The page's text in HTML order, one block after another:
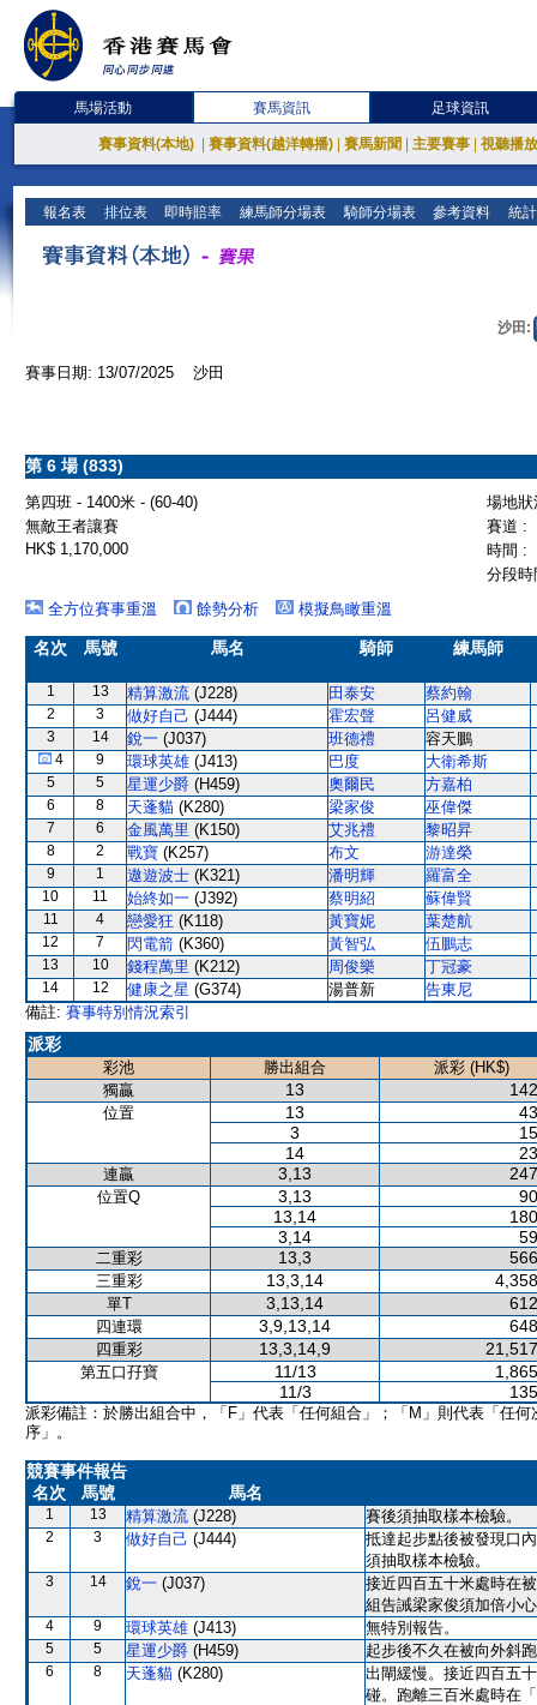
馬場活動 賽馬資訊 足球資訊
賽事資料(本地) 賽事資料(越洋轉播) 賽馬新聞 主要賽事 視聽播
報名表 排位表 即時賠率 練馬師分場表 騎師分場表 參考資料 統
沙田:
賽事日期: 13/07/2025 沙田
第 6 場 (833)
第四班 - 1400米 - (60-40)
場地
無敵王者讓賽
賽道 :
HK$ 1,170,000
時間 :
分段
全方位賽事重溫
餘勢分析 模擬鳥瞰重溫
名次 馬號 馬名 騎師 練馬師
1 13 精算激流 (J228) 田泰安 蔡約翰
2 3 做好自己 (J444) 霍宏聲 呂健威
3 14 銳一 (J037) 班德禮 容天鵬
4 9 環球英雄 (J413) 巴度 大衛希斯
5 5 星運少爵 (H459) 奧爾民 方嘉柏
6 8 天蓬貓 (K280) 梁家俊 巫偉傑
7 6 金風萬里 (K150) 艾兆禮 黎昭昇
8 2 戰寶 (K257) 布文 游達榮
9 1 遨遊波士 (K321) 潘明輝 羅富全
10 11 始終如一 (J392) 蔡明紹 蘇偉賢
11 4 戀愛狂 (K118) 黃寶妮 葉楚航
12 7 閃電箭 (K360) 黃智弘 伍鵬志
13 10 錢程萬里 (K212) 周俊樂 丁冠豪
14 12 健康之星 (G374) 湯普新
告東尼
備註: 賽事特別情況索引
派彩
彩池 勝出組合
派彩 (HK$)
獨贏
13
位置 13
3
14
連贏 3,13
位置Q 3,13
13,14
3,14
二重彩 13,3
三重彩 13,3,14
單T 3,13,14
四連環 3,9,13,14
四重彩 13,3,14,9
第五口孖寶 11/13
11/3
派彩備註：於勝出組合中，「F」代表「任何組合」；「M」則代表「任何
序」。
競賽事件報告
名次
馬號 馬名
1 13 精算激流 (J228) 賽後須抽取樣本檢驗。
2 3 做好自己 (J444)
抵達起步點後被發現口
須抽取樣本檢驗。
3 14 銳一 (J037)
接近四百五十米處時在
組告誡梁家俊須加倍小
4 9 環球英雄 (J413) 無特別報告。
5 5 星運少爵 (H459) 起步後不久在被向外斜
6 8 天蓬貓 (K280)
出閘緩慢。接近四百五
碰。跑離三百米處時在